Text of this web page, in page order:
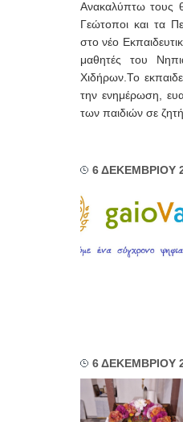
Ανακαλύπτω τους
Γεώτοποι και τα
στο νέο
μαθητές του
Χιδήρων.Το
την ενημέρωση,
των παιδιών σε
6 ΔΕΚΕΜΒΡΙΟΥ
6 ΔΕΚΕΜΒΡΙΟΥ